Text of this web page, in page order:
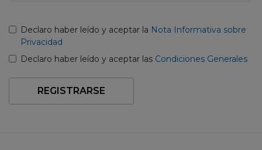
Declaro haber leído y aceptar la Nota Informativa sobre
Privacidad
Declaro haber leído y aceptar las Condiciones Generales
REGISTRARSE